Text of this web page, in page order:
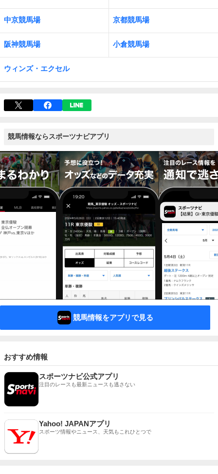
中京競馬場 京都競馬場
阪神競馬場 小倉競馬場
ウィンズ・エクセル
競馬情報ならスポーツナビアプリ
競馬情報をアプリで見る
おすすめ情報
スポーツナビ公式アプリ
注目のレースも最新ニュースも逃さない
Yahoo! JAPANアプリ
スポーツ情報やニュース、天気もこれひとつで